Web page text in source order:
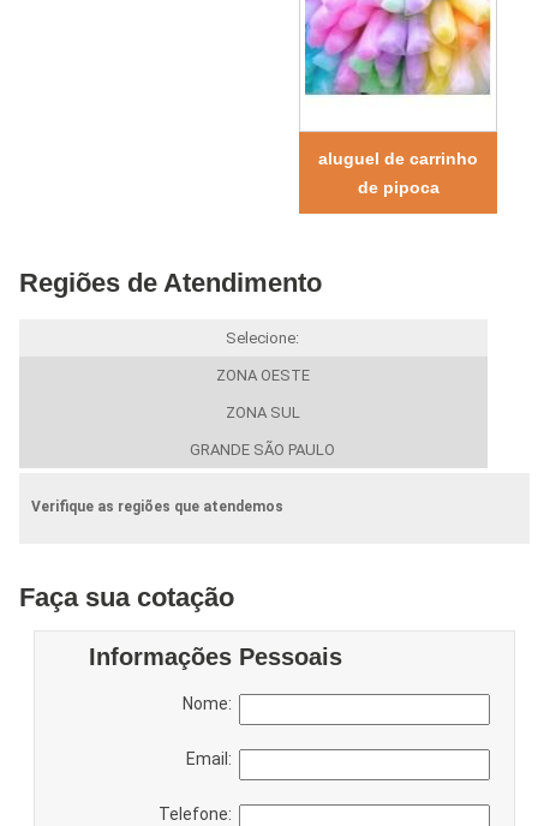
aluguel de carrinho
de pipoca
Regiões de Atendimento
Selecione:
ZONA OESTE
ZONA SUL
GRANDE SÃO PAULO
Verifique as regiões que atendemos
Faça sua cotação
Informações Pessoais
Nome:
Email:
Telefone: